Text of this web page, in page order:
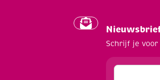
Schrijf je